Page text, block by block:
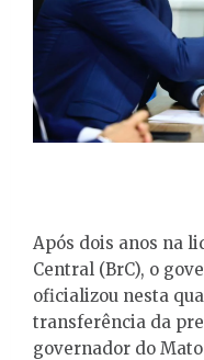
Após dois anos na
Central (BrC), o
oficializou nesta
transferência da
governador do